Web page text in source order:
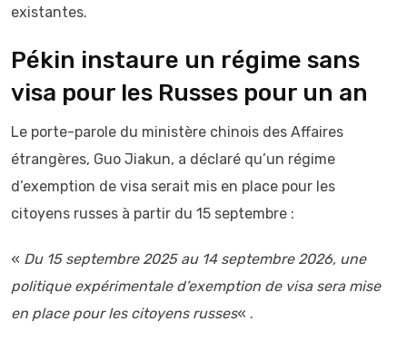
existantes.
Pékin instaure un régime sans
visa pour les Russes pour un an
Le porte-parole du ministère chinois des Affaires
étrangères, Guo Jiakun, a déclaré qu’un régime
d’exemption de visa serait mis en place pour les
citoyens russes à partir du 15 septembre :
« Du 15 septembre 2025 au 14 septembre 2026, une
politique expérimentale d’exemption de visa sera mise
en place pour les citoyens russes« .